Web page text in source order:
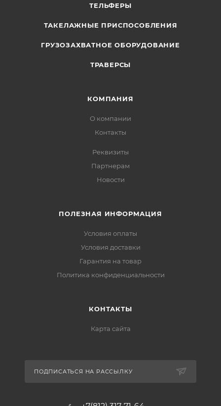
ТЕЛЬФЕРЫ
ТАКЕЛАЖНЫЕ ПРИСПОСОБЛЕНИЯ
ГРУЗОЗАХВАТНОЕ ОБОРУДОВАНИЕ
ТРАВЕРСЫ
КОМПАНИЯ
О компании
Контакты
Реквизиты
Партнерам
Новости
ПОЛЕЗНАЯ ИНФОРМАЦИЯ
Условия оплаты
Условия доставки
Гарантия на товар
Политика конфиденциальности
КОНТАКТЫ
Карта сайта
ПОДПИСАТЬСЯ НА РАССЫЛКУ